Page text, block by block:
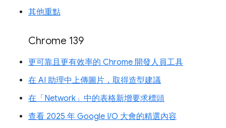
其他重點
Chrome 139
更可靠且更有效率的 Chrome 開發人員工具
在 AI 助理中上傳圖片，取得造型建議
在「Network」中的表格新增要求標頭
查看 2025 年 Google I/O 大會的精選內容